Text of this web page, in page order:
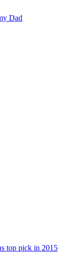
Dad
top pick in 2015